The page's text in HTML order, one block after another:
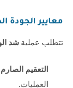
معايير الجودة
تتطلب عملية شد
التعقيم
العمليات.